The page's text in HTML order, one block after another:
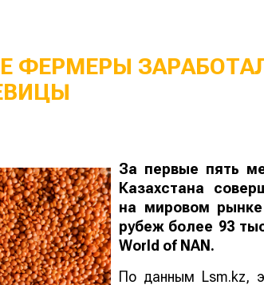
ФЕРМЕРЫ
За первые пять
Казахстана
на мировом
рубеж более 93
World of NAN .
По данным Lsm.kz,